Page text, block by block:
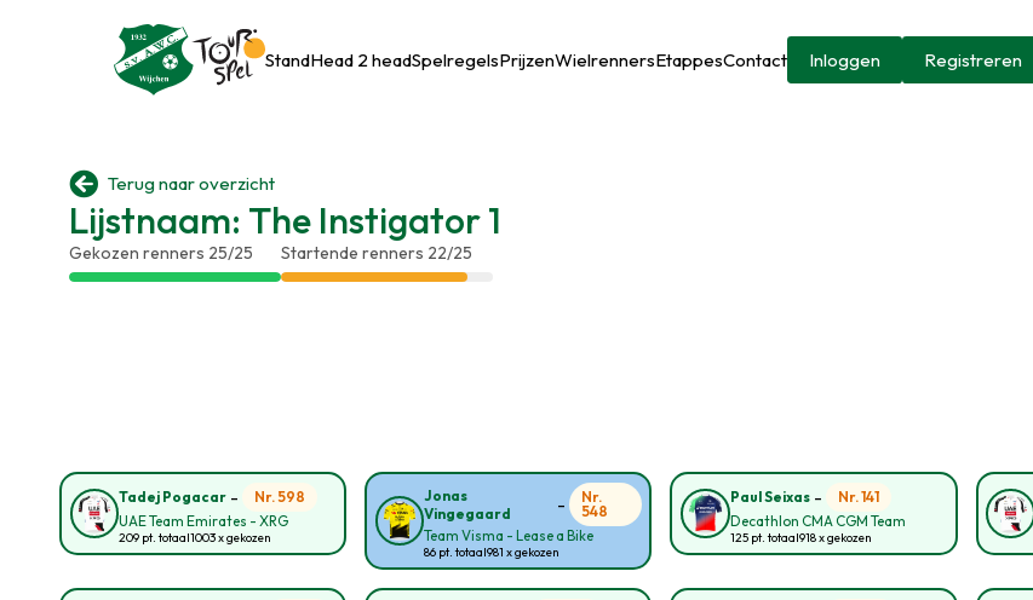
StandHead 2 headSpelregelsPrijzenWielrennersEtappesContact Inloggen Registreren
 Terug naar overzicht
Lijstnaam: The Instigator 1
Gekozen renners 25/25 Startende renners 22/25
Tadej Pogacar -
Nr. 598
UAE Team Emirates - XRG
209 pt. totaal1003 x gekozen
Jonas
Vingegaard
-
Nr.
548
Team Visma - Lease a Bike
86 pt. totaal981 x gekozen
Paul Seixas-
Nr. 141
Decathlon CMA CGM Team
125 pt. totaal918 x gekozen